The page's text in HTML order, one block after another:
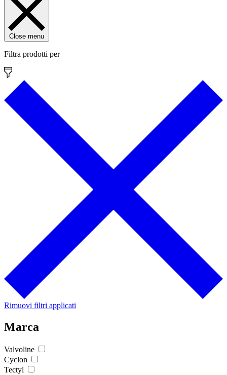
Close menu
Filtra prodotti per
Rimuovi filtri applicati
Marca
Valvoline
Cyclon
Tectyl